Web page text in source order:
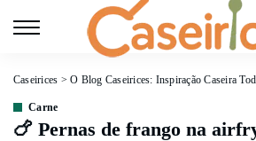
Caseirices >O Blog Caseirices: Inspiração Caseira
Carne
🍗 Pernas de frango na